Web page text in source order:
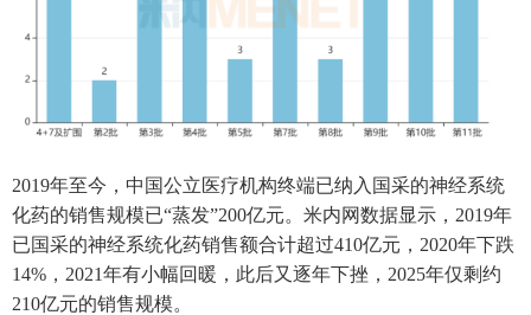
2019年至今，中国公立医疗机构终端已纳入国采的神经系统
化药的销售规模已“蒸发”200亿元。米内网数据显示，2019年
已国采的神经系统化药销售额合计超过410亿元，2020年下跌
14%，2021年有小幅回暖，此后又逐年下挫，2025年仅剩约
210亿元的销售规模。